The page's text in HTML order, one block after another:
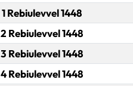
1 Rebiulevvel 1448
2 Rebiulevvel 1448
3 Rebiulevvel 1448
4 Rebiulevvel 1448